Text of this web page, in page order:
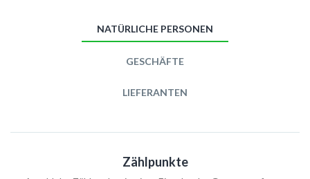
NATÜRLICHE PERSONEN
GESCHÄFTE
LIEFERANTEN
Zählpunkte